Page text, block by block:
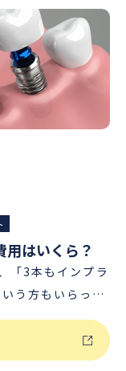
ブリッジでは
ブリッ
には、治療で期
解したうえで、
して将来的な見
して選択するこ
は、主に下記3
ば長期にわたり
世代の方にとっ
す。 メリッ
特に40
です。入れ歯の
「部分入れ歯」
床（しょう）と
並んでおり、口
）を組み合わせ
義歯」とも呼ば
上にアタッチメ
使用します。 イ
を高め、通常の
＞＞それ
事で詳しく解説
広がっており、
では、代表的な
1本ず
場） 一般的
歯も含めると1
。通常のイン
対し１本ずつイ
多い人は１０本
ます。その分、
ことが難点でし
です。通常の
はいくら？
「3本もインプラ
う方もいらっし
)があれば選択